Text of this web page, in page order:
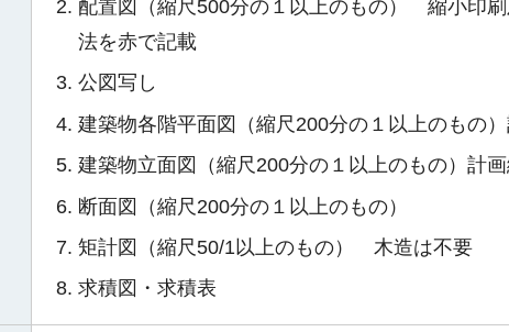
配置図（縮尺500分の１以上のもの） 縮小印
法を赤で記載
公図写し
建築物各階平面図（縮尺200分の１以上のもの
建築物立面図（縮尺200分の１以上のもの）計
断面図（縮尺200分の１以上のもの）
矩計図（縮尺50/1以上のもの） 木造は不要
求積図・求積表